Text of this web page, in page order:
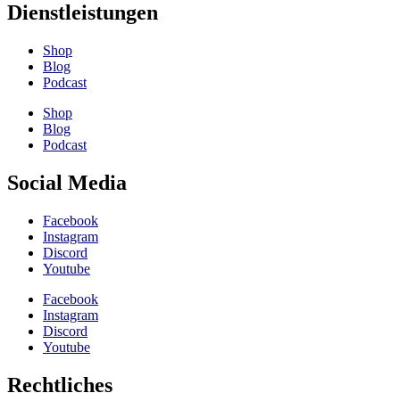
Dienstleistungen
Shop
Blog
Podcast
Shop
Blog
Podcast
Social Media
Facebook
Instagram
Discord
Youtube
Facebook
Instagram
Discord
Youtube
Rechtliches